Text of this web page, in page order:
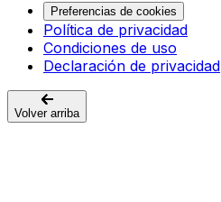
Preferencias de cookies
Política de privacidad
Condiciones de uso
Declaración de privacidad
Volver arriba